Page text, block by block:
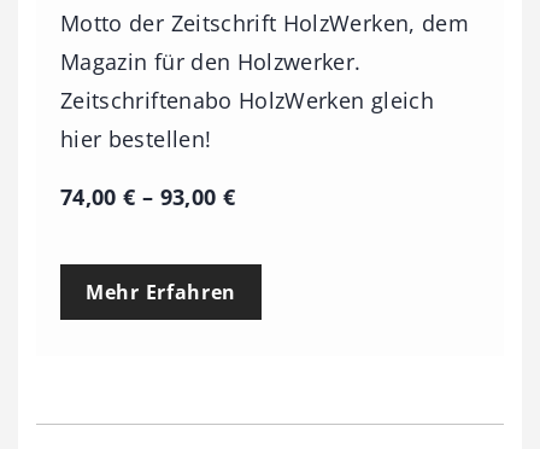
Motto der Zeitschrift HolzWerken, dem
Magazin für den Holzwerker.
Zeitschriftenabo HolzWerken gleich
hier bestellen!
74,00€ – 93,00 €P
e
p
Mehr Erfahren